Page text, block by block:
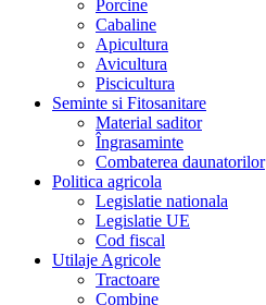
Porcine
Cabaline
Apicultura
Avicultura
Piscicultura
Seminte si Fitosanitare
Material saditor
Îngrasaminte
Combaterea daunatorilor
Politica agricola
Legislatie nationala
Legislatie UE
Cod fiscal
Utilaje Agricole
Tractoare
Combine